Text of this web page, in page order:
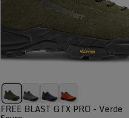
FREE BLAST GTX PRO - Verde